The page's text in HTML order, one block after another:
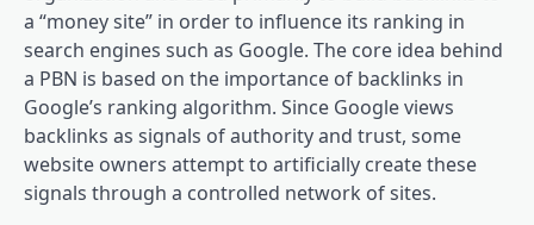
a “money site” in order to influence its ranking in
search engines such as Google. The core idea behind
a PBN is based on the importance of backlinks in
Google’s ranking algorithm. Since Google views
backlinks as signals of authority and trust, some
website owners attempt to artificially create these
signals through a controlled network of sites.